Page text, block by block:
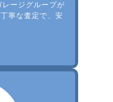
ージグループが
寧な査定で、安